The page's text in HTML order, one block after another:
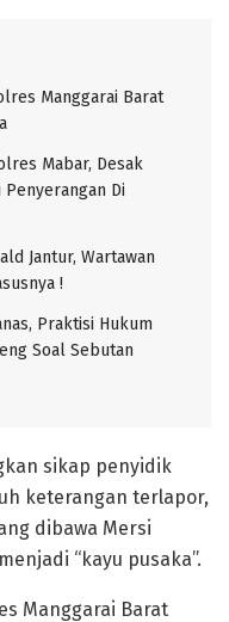
Manggarai Barat
Mabar, Desak
Di
Jantur, Wartawan
!
Praktisi Hukum
Soal Sebutan
sikap penyidik
keterangan terlapor,
dibawa Mersi
“kayu pusaka”.
Manggarai Barat